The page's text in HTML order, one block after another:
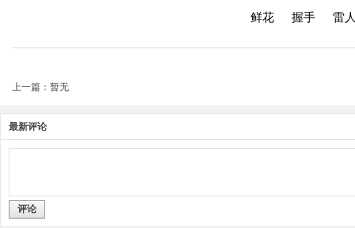
鲜花 握手 雷
上一篇：暂无
最新评论
评论